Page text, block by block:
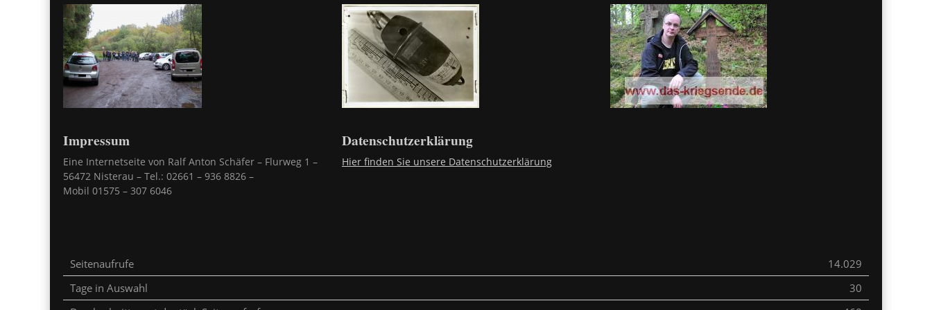
Impressum
Eine Internetseite von Ralf Anton Schäfer – Flurweg 1 –
56472 Nisterau – Tel.: 02661 – 936 8826 –
Mobil 01575 – 307 6046
Datenschutzerklärung
Hier finden Sie unsere Datenschutzerklärung
Seitenaufrufe
14.029
Tage in Auswahl
30